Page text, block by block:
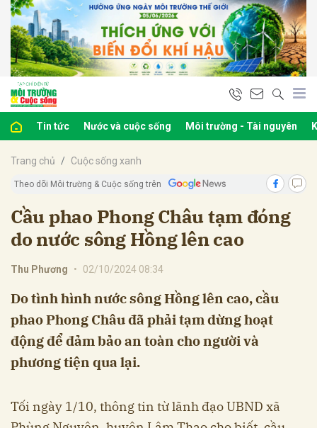
Tin tức Nước và cuộc sống Môi trường - Tài nguyên
Trang chủ Cuộc sống xanh
Theo dõi Môi trường & Cuộc sống trên
Cầu phao Phong Châu tạm đóng
do nước sông Hồng lên cao
Thu Phương • 02/10/2024 08:34
Do tình hình nước sông Hồng lên cao, cầu
phao Phong Châu đã phải tạm dừng hoạt
động để đảm bảo an toàn cho người và
phương tiện qua lại.
Tối ngày 1/10, thông tin từ lãnh đạo UBND xã
luận
Hủy